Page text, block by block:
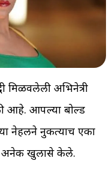
मिळवलेली अभिनेत्री
आहे. आपल्या बोल्ड
नेहलने नुकत्याच एका
अनेक खुलासे केले.